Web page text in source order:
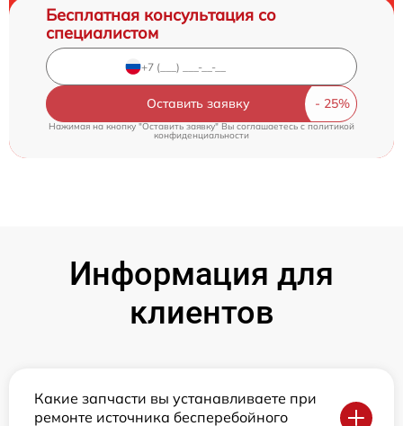
Бесплатная консультация со
специалистом
Оставить заявку
Нажимая на кнопку "Оставить заявку" Вы соглашаетесь cполитикой
конфиденциальности
Информация для
клиентов
Какие запчасти вы устанавливаете при
ремонте источника бесперебойного